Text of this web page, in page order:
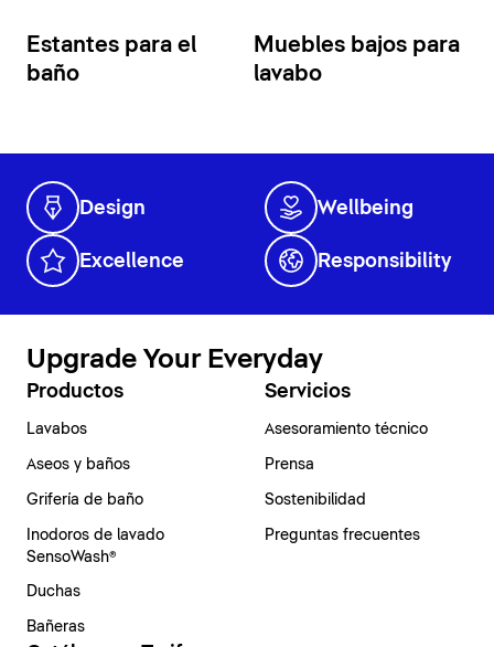
Estantes para el
baño
Muebles bajos para
lavabo
Design Wellbeing
Excellence Responsibility
Upgrade Your Everyday
Productos
Lavabos
Aseos y baños
Grifería de baño
Inodoros de lavado
SensoWash®
Duchas
Bañeras
Servicios
Asesoramiento técnico
Prensa
Sostenibilidad
Preguntas frecuentes